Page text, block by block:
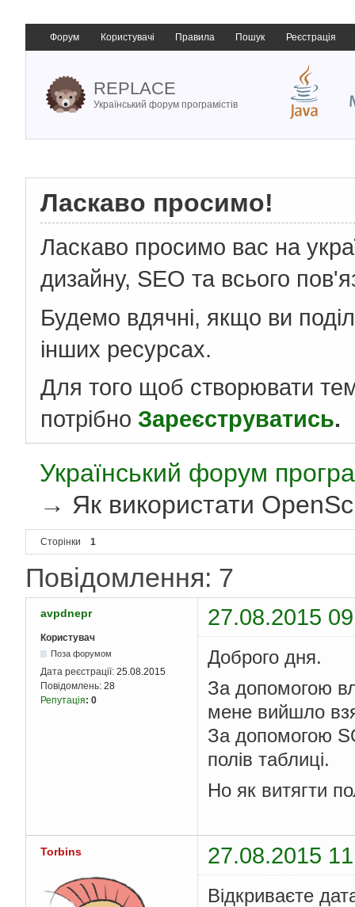
Форум Користувачі Правила Пошук Реєстрація
REPLACE
Український форум програмістів
Ласкаво просимо!
Ласкаво просимо вас на
дизайну, SEO та всього
Будемо вдячні, якщо ви
інших ресурсах.
Для того щоб створювати
потрібно Зареєструватись.
Український форум
→ Як використати
Сторінки 1
Повідомлення: 7
avpdnepr 27.08.2015
Користувач
Поза форумом
Дата реєстрації: 25.08.2015
Повідомлень: 28
Репутація: 0
Доброго дня.
За допомогою
мене вийшло
За допомогою
полів таблиці.
Но як витягти
Torbins 27.08.2015
Відкриваєте